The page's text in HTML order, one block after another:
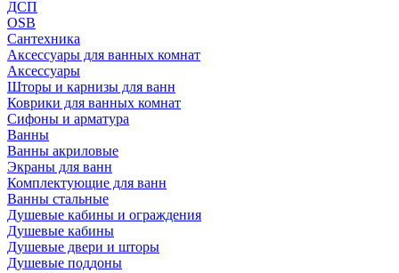
ДСП
OSB
Сантехника
Аксессуары для ванных комнат
Аксессуары
Шторы и карнизы для ванн
Коврики для ванных комнат
Сифоны и арматура
Ванны
Ванны акриловые
Экраны для ванн
Комплектующие для ванн
Ванны стальные
Душевые кабины и ограждения
Душевые кабины
Душевые двери и шторы
Душевые поддоны